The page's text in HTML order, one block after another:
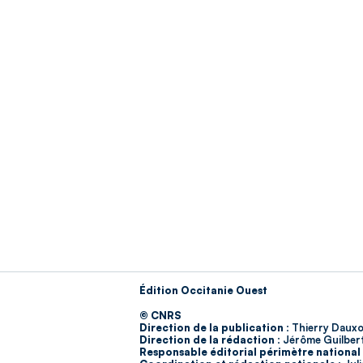
Édition Occitanie Ouest
© CNRS
Direction de la publication : Thierry
Direction de la rédaction : Jérôme
Responsable éditorial périmètre national